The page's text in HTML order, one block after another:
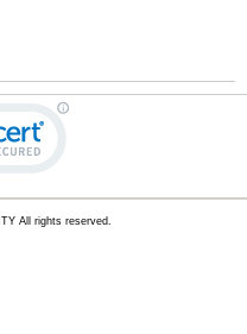
All rights reserved.